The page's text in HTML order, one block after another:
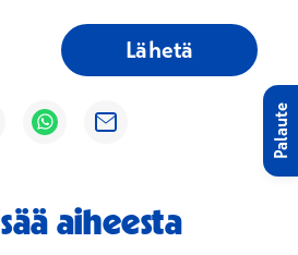
Lähetä
uuteen ikkunaan
Avautuu uuteen ikkunaan
Avautuu uuteen ikkunaan
aiheesta
Palaute